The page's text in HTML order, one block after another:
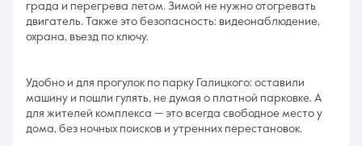
града и перегрева летом. Зимой не нужно отогревать
двигатель. Также это безопасность: видеонаблюдение,
охрана, въезд по ключу.
Удобно и для прогулок по парку Галицкого: оставили
машину и пошли гулять, не думая о платной парковке. А
для жителей комплекса — это всегда свободное место у
дома, без ночных поисков и утренних перестановок.